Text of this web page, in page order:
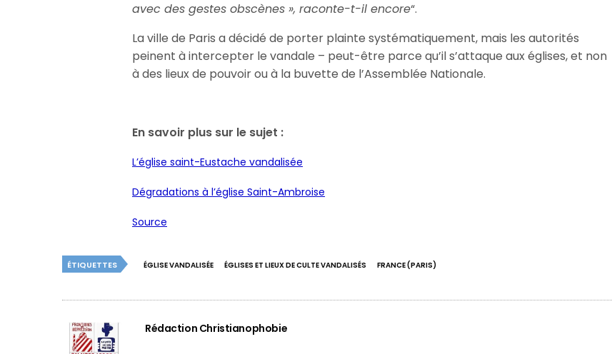
avec des gestes obscènes », raconte-t-il encore“.
La ville de Paris a décidé de porter plainte systématiquement, mais les autorités
peinent à intercepter le vandale – peut-être parce qu’il s’attaque aux églises, et non
à des lieux de pouvoir ou à la buvette de l’Assemblée Nationale.
En savoir plus sur le sujet :
L’église saint-Eustache vandalisée
Dégradations à l’église Saint-Ambroise
Source
ÉTIQUETTES ÉGLISE VANDALISÉE ÉGLISES ET LIEUX DE CULTE VANDALISÉS FRANCE (PARIS)
Rédaction Christianophobie